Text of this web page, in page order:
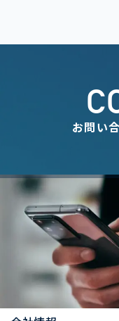
お問い
事業内容
お知らせ